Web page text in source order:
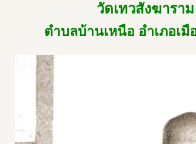
วัดเทวสังฆารา
ตำบลบ้านเหนือ อำเภอเ